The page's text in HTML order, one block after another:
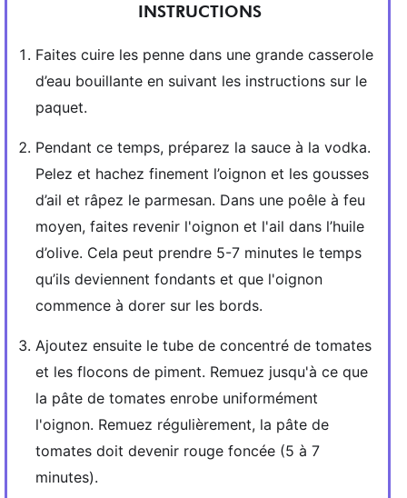
INSTRUCTIONS
Faites cuire les penne dans une grande casserole
d’eau bouillante en suivant les instructions sur le
paquet.
Pendant ce temps, préparez la sauce à la vodka.
Pelez et hachez finement l’oignon et les gousses
d’ail et râpez le parmesan. Dans une poêle à feu
moyen, faites revenir l'oignon et l'ail dans l’huile
d’olive. Cela peut prendre 5-7 minutes le temps
qu’ils deviennent fondants et que l'oignon
commence à dorer sur les bords.
Ajoutez ensuite le tube de concentré de tomates
et les flocons de piment. Remuez jusqu'à ce que
la pâte de tomates enrobe uniformément
l'oignon. Remuez régulièrement, la pâte de
tomates doit devenir rouge foncée (5 à 7
minutes).